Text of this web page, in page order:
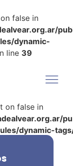
false in
dynamic-
line 39
on false in
dynamic-